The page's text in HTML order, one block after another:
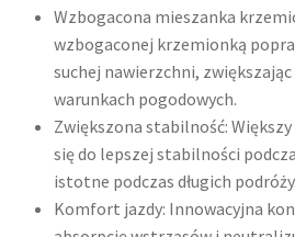
Wzbogacona mieszanka
wzbogaconej krzemionką
suchej nawierzchni,
warunkach pogodowych.
Zwiększona stabilność:
się do lepszej stabilności
istotne podczas długich podróży.
Komfort jazdy: Innowacyjna